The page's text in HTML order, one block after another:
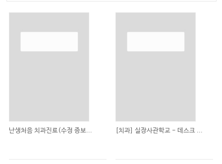
난생처음 치과진료(수정 증보... [치과] 실장사관학교 - 데스크 ...